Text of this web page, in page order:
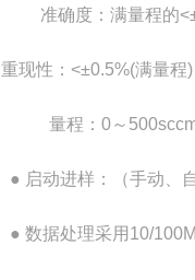
准确度：满量程的
重现性：<±0.5%(满量程)
量程：0～
● 启动进样：（手动、
● 数据处理采用10/